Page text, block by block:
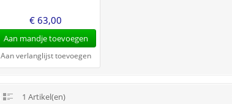
€ 63,00
Aan mandje toevoegen
Aan verlanglijst toevoegen
1 Artikel(en)